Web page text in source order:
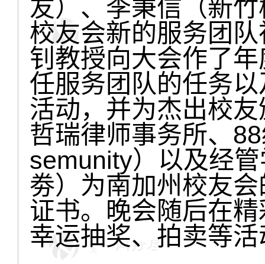
友）、李秉信（新
校友会新的服务团
钊教授向大会作了
任服务团队的任务
活动，并为杰出校
哲瑞律师事务所、
semunity）以及经
劵）为南加州校友
证书。晚会随后在
幸运抽奖、拍卖等